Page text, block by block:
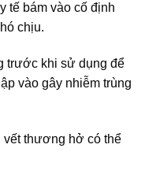
tế bám vào cố định
chịu.
trước khi sử dụng để
vào gây nhiễm trùng
vết thương hở có thể